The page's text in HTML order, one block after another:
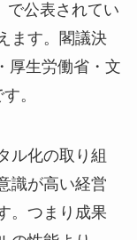
で公表されてい
ます。閣議決
厚生労働省・文
。
ル化の取り組
識が高い経営
。つまり成果